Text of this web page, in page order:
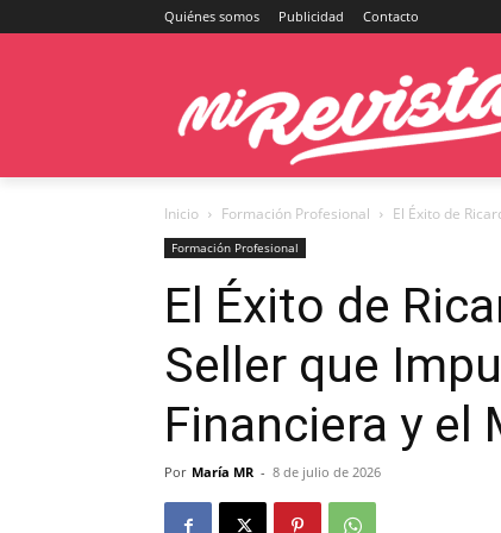
Quiénes somos Publicidad Contacto
Inicio Formación Profesional El Éxito de
Formación Profesional
El Éxito de
Seller que
Financiera y el
Por María MR - 8 de julio de 2026